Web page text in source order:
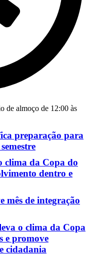
de almoço de 12:00 às
preparação para
clima da Copa do
dentro e
mês de integração
o clima da Copa
e promove
cidadania